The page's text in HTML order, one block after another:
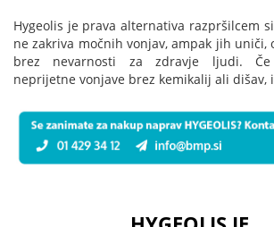
Hygeolis je prava alternativa razpršilcem
ne zakriva močnih vonjav, ampak jih uniči,
brez nevarnosti za zdravje ljudi.
neprijetne vonjave brez kemikalij ali dišav,